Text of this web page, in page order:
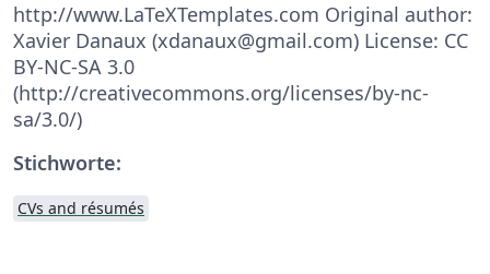
http://www.LaTeXTemplates.com Original author:
Xavier Danaux (xdanaux@gmail.com) License: CC
BY-NC-SA 3.0
(http://creativecommons.org/licenses/by-nc-
sa/3.0/)
Stichworte:
CVs and résumés